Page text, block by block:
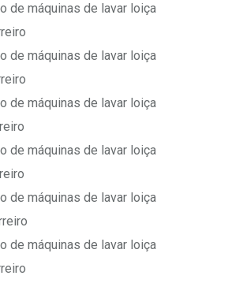
de máquinas de lavar loiça
de máquinas de lavar loiça
de máquinas de lavar loiça
de máquinas de lavar loiça
de máquinas de lavar loiça
de máquinas de lavar loiça